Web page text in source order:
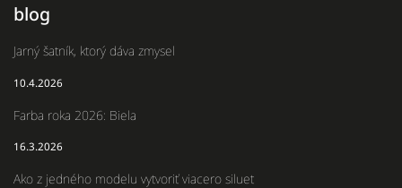
blog
Jarný šatník, ktorý dáva zmysel
10.4.2026
Farba roka 2026: Biela
16.3.2026
Ako z jedného modelu vytvoriť viacero siluet